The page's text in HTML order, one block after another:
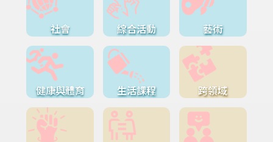
社會 綜合活動 藝術
健康與體育 生活課程 跨領域